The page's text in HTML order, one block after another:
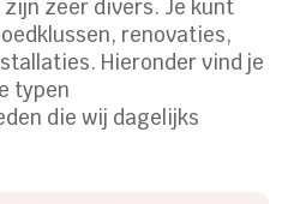
zeer divers. Je kunt
renovaties,
Hieronder vind je
typen
die wij dagelijks